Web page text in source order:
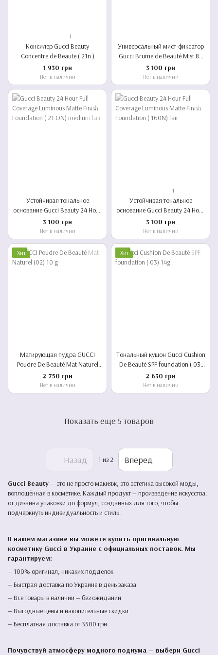
1
Консилер Gucci Beauty
Concentre de Beaute ( 21n )
1 930 грн
Нет в наличии
Универсальный мист-фиксатор
Gucci Brume de Beauté Mist 80
ml
3 100 грн
Нет в наличии
Устойчивая тональное
основание Gucci Beauty 24 Hour
Full Coverage Luminous Matte
Finish Foundation ( 21 ON)
medium fair
3 100 грн
Нет в наличии
1
Устойчивая тональное
основание Gucci Beauty 24 Hour
Full Coverage Luminous Matte
3 100 грн
Нет в наличии
Хит
Матирующая пудра GUCCI
Poudre De Beauté Mat Naturel
(02) 10 g
2 750 грн
Нет в наличии
Хит
Тональный кушон Gucci Cushion
De Beauté SPF foundation ( 03)
14g
2 630 грн
Нет в наличии
Показать еще 5 товаров
Назад 1 из 2 Вперед
Gucci Beauty — это не просто макияж, это эстетика высокой моды,
воплощённая в косметике. Каждый продукт — произведение искусства:
от дизайна упаковки до формул, созданных для того, чтобы
подчеркнуть индивидуальность и стиль.
В нашем магазине вы можете купить оригинальную
косметику Gucci в Украине с официальных поставок. Мы
гарантируем:
— 100% оригинал, никаких подделок
— Быстрая доставка по Украине в день заказа
— Все товары в наличии — без ожиданий
— Выгодные цены и накопительные скидки
— Бесплатная доставка от 3500 грн
Почувствуй атмосферу модного подиума — выбери Gucci